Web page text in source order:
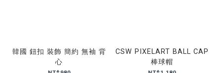
韓國 鈕扣 裝飾 簡約 無袖 背
心
CSW PIXELART BALL CAP
棒球帽